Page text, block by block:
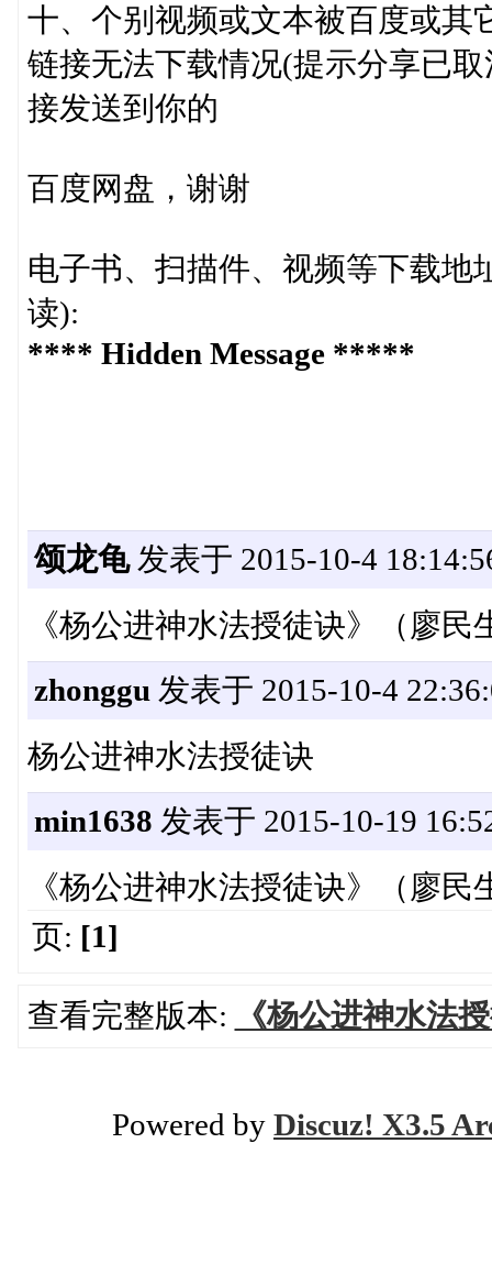
十、个别视频或文本被百度或其
链接无法下载情况(提示分享已
接发送到你的
百度网盘，谢谢
电子书、扫描件、视频等下载地
读):
**** Hidden Message *****
颂龙龟发表于 2015-10-4
《杨公进神水法授徒诀》（廖民
zhonggu 发表于 2015-10-4
杨公进神水法授徒诀
min1638 发表于 2015-10-19
《杨公进神水法授徒诀》（廖民
页: [1]
查看完整版本: 《杨公进神水法
Powered by Discuz! X3.5